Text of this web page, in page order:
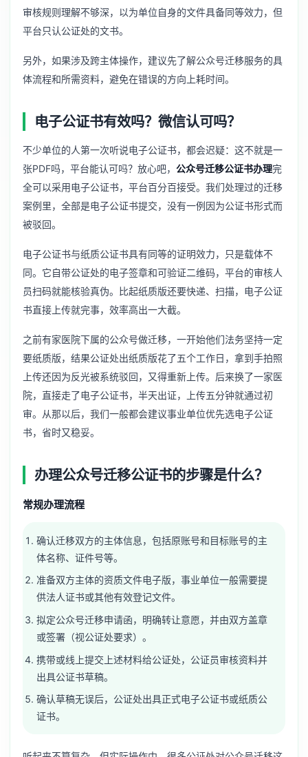
审核规则理解不够深，以为单位自身的文件具备同等效力，但
平台只认公证处的文书。
另外，如果涉及跨主体操作，建议先了解公众号迁移服务的具
体流程和所需资料，避免在错误的方向上耗时间。
电子公证书有效吗？微信认可吗？
不少单位的人第一次听说电子公证书，都会迟疑：这不就是一
张PDF吗，平台能认可吗？放心吧， 公众号迁移公证书办理完
全可以采用电子公证书，平台百分百接受。我们处理过的迁移
案例里，全部是电子公证书提交，没有一例因为公证书形式而
被驳回。
电子公证书与纸质公证书具有同等的证明效力，只是载体不
同。它自带公证处的电子签章和可验证二维码，平台的审核人
员扫码就能核验真伪。比起纸质版还要快递、扫描，电子公证
书直接上传就完事，效率高出一大截。
之前有家医院下属的公众号做迁移，一开始他们法务坚持一定
要纸质版，结果公证处出纸质版花了五个工作日，拿到手拍照
上传还因为反光被系统驳回，又得重新上传。后来换了一家医
院，直接走了电子公证书，半天出证，上传五分钟就通过初
审。从那以后，我们一般都会建议事业单位优先选电子公证
书，省时又稳妥。
办理公众号迁移公证书的步骤是什么？
常规办理流程
确认迁移双方的主体信息，包括原账号和目标账号的主
体名称、证件号等。
准备双方主体的资质文件电子版，事业单位一般需要提
供法人证书或其他有效登记文件。
拟定公众号迁移申请函，明确转让意愿，并由双方盖章
或签署（视公证处要求）。
携带或线上提交上述材料给公证处，公证员审核资料并
出具公证书草稿。
确认草稿无误后，公证处出具正式电子公证书或纸质公
证书。